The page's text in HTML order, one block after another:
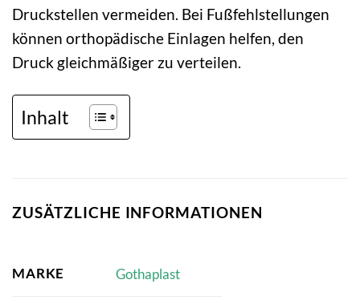
Druckstellen vermeiden. Bei Fußfehlstellungen
können orthopädische Einlagen helfen, den
Druck gleichmäßiger zu verteilen.
Inhalt
ZUSÄTZLICHE INFORMATIONEN
MARKE Gothaplast